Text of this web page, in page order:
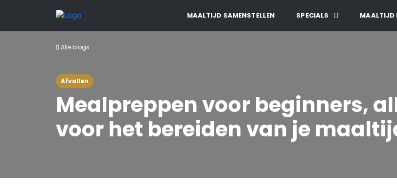
MAALTIJD SAMENSTELLEN SPECIALS MAALTIJD
Alle blogs
Afvallen
Mealpreppen voor beginners,
voor het bereiden van je